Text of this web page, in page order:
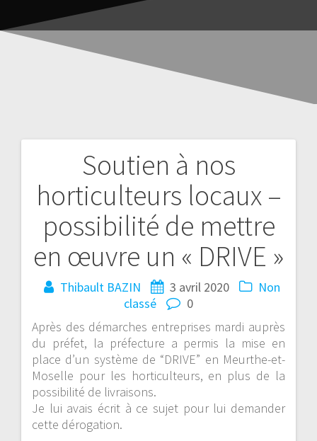
Soutien à nos
horticulteurs locaux –
possibilité de mettre
en œuvre un « DRIVE »
Thibault BAZIN 3 avril 2020
Non
classé
0
Après des démarches entreprises mardi auprès
du préfet, la préfecture a permis la mise en
place d’un système de “DRIVE” en Meurthe-et-
Moselle pour les horticulteurs, en plus de la
possibilité de livraisons.
Je lui avais écrit à ce sujet pour lui demander
cette dérogation.